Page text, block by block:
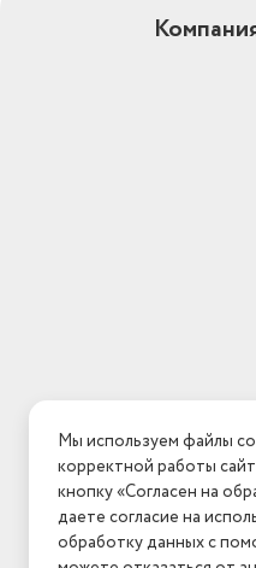
Мы используем файлы
корректной работы
кнопку «Согласен на
даете согласие на
обработку данных с